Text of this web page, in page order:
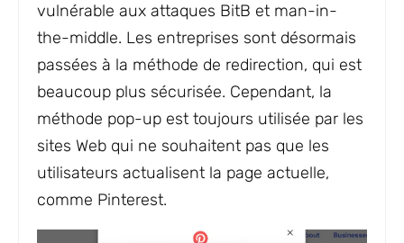
vulnérable aux attaques BitB et man-in-
the-middle. Les entreprises sont désormais
passées à la méthode de redirection, qui est
beaucoup plus sécurisée. Cependant, la
méthode pop-up est toujours utilisée par les
sites Web qui ne souhaitent pas que les
utilisateurs actualisent la page actuelle,
comme Pinterest.